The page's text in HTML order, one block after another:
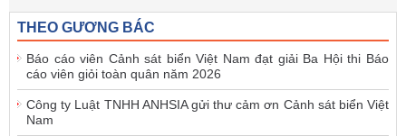
THEO GƯƠNG BÁC
Báo cáo viên Cảnh sát biển Việt Nam đạt giải Ba Hội thi Báo
cáo viên giỏi toàn quân năm 2026
Công ty Luật TNHH ANHSIA gửi thư cảm ơn Cảnh sát biển Việt
Nam